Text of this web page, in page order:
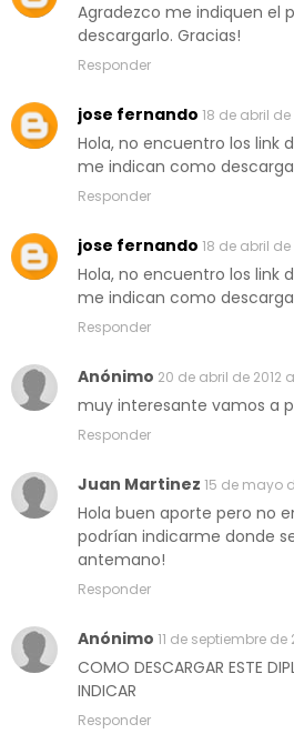
Agradezco me indiquen el
descargarlo. Gracias!
Responder
jose fernando 18 de abril de
Hola, no encuentro los link
me indican como
Responder
jose fernando 18 de abril de
Hola, no encuentro los link
me indican como
Responder
Anónimo 20 de abril de 2012
muy interesante vamos a
Responder
Juan Martinez 15 de mayo
Hola buen aporte pero no
podrían indicarme donde
antemano!
Responder
Anónimo 11 de septiembre de
COMO DESCARGAR ESTE
INDICAR
Responder